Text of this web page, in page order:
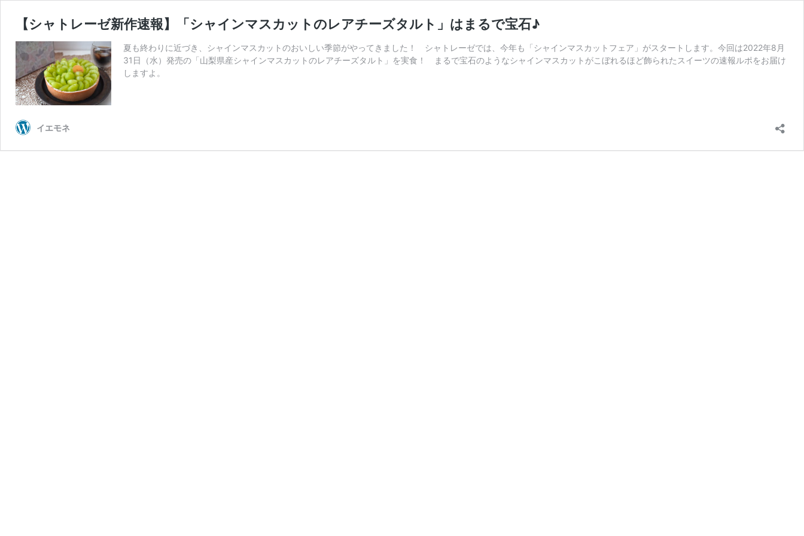
【シャトレーゼ新作速報】「シャインマスカットのレアチーズタルト」はまるで宝石♪
夏も終わりに近づき、シャインマスカットのおいしい季節がやってきました！ シャトレーゼでは、今年も「シャインマスカットフェア」がスタートします。今回は2022年8月
31日（水）発売の「山梨県産シャインマスカットのレアチーズタルト」を実食！ まるで宝石のようなシャインマスカットがこぼれるほど飾られたスイーツの速報ルポをお届け
しますよ。
イエモネ